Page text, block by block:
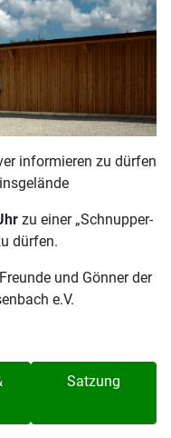
informieren zu dürfen
zu einer „Schnupper-
dürfen.
und Gönner der
e.V.
Satzung